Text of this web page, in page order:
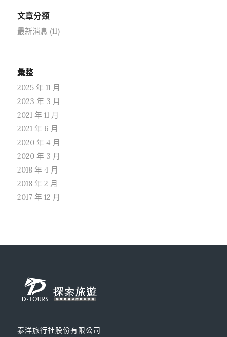
文章分類
最新消息 (11)
彙整
2025 年 11 月
2023 年 3 月
2021 年 11 月
2021 年 6 月
2020 年 4 月
2020 年 3 月
2018 年 4 月
2018 年 2 月
2017 年 12 月
泰洋旅行社股份有限公司